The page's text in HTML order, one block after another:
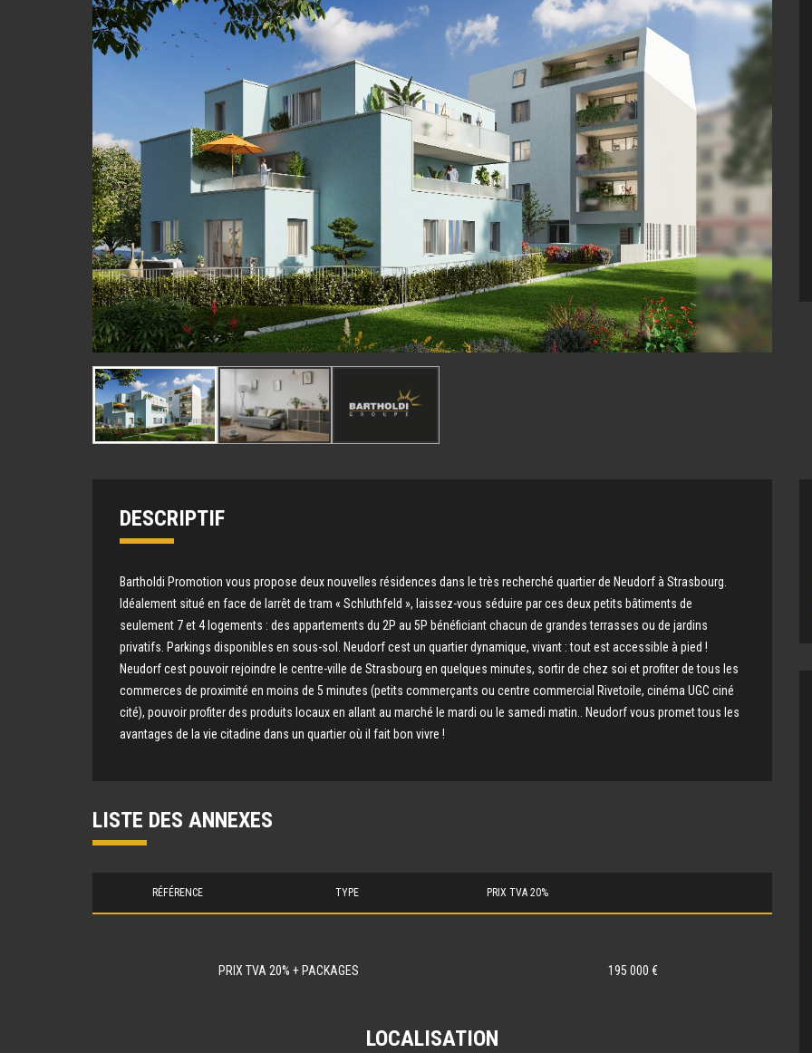
DESCRIPTIF
Bartholdi Promotion vous propose deux nouvelles résidences dans le très recherché quartier de Neudorf à Strasbourg.
Idéalement situé en face de larrêt de tram « Schluthfeld », laissez-vous séduire par ces deux petits bâtiments de
seulement 7 et 4 logements : des appartements du 2P au 5P bénéficiant chacun de grandes terrasses ou de jardins
privatifs. Parkings disponibles en sous-sol. Neudorf cest un quartier dynamique, vivant : tout est accessible à pied !
Neudorf cest pouvoir rejoindre le centre-ville de Strasbourg en quelques minutes, sortir de chez soi et profiter de tous les
commerces de proximité en moins de 5 minutes (petits commerçants ou centre commercial Rivetoile, cinéma UGC ciné
cité), pouvoir profiter des produits locaux en allant au marché le mardi ou le samedi matin.. Neudorf vous promet tous les
avantages de la vie citadine dans un quartier où il fait bon vivre !
LISTE DES ANNEXES
RÉFÉRENCE TYPE PRIX TVA 20%
PRIX TVA 20% + PACKAGES 195 000 €
LOCALISATION